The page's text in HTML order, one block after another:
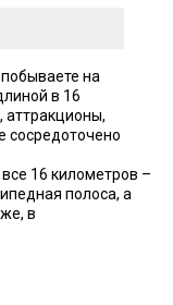
на
в 16
аттракционы,
сосредоточено
16 километров –
полоса, а
в